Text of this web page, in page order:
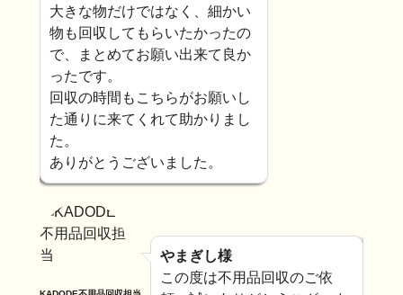
大きな物だけではなく、細かい
物も回収してもらいたかったの
で、まとめてお願い出来て良か
ったです。
回収の時間もこちらがお願いし
た通りに来てくれて助かりまし
た。
ありがとうございました。
やまぎし様
この度は不用品回収のご依